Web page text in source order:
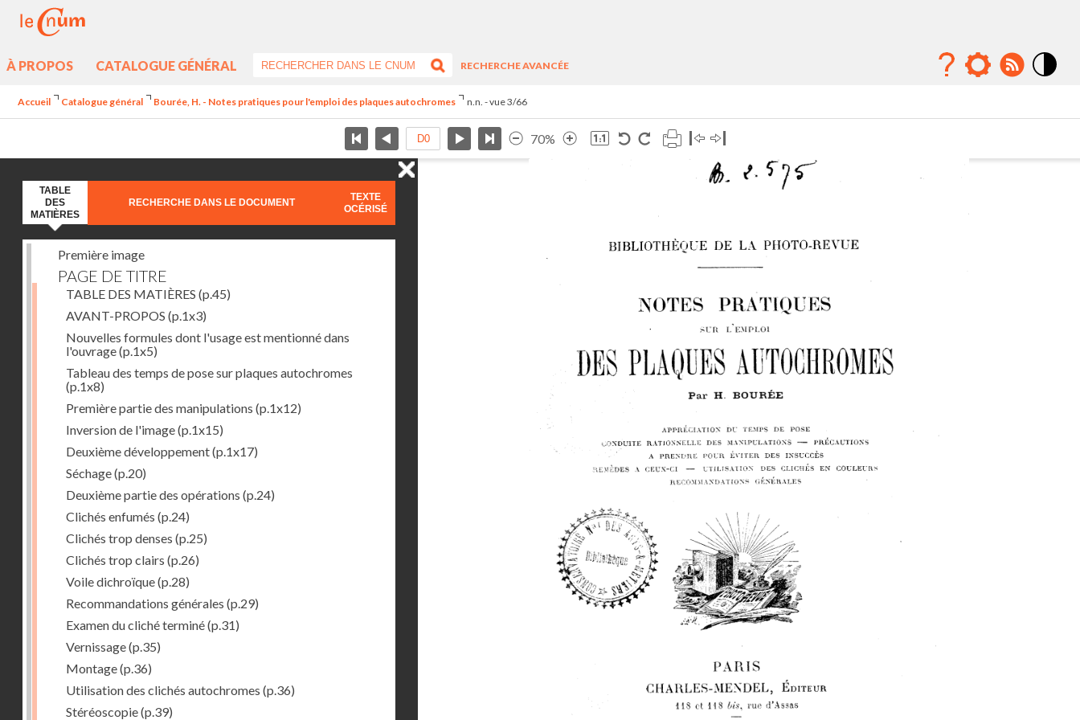
À PROPOS CATALOGUE GÉNÉRAL
RECHERCHE AVANCÉE
Accueil Catalogue général Bourée, H. - Notes pratiques pour l'emploi des plaques autochromes n.n. - vue 3/66
70%
TABLE
DES
MATIÈRES
RECHERCHE DANS LE DOCUMENT
TEXTE
OCÉRISÉ
Première image
PAGE DE TITRE
TABLE DES MATIÈRES (p.45)
AVANT-PROPOS (p.1x3)
Nouvelles formules dont l'usage est mentionné dans
l'ouvrage(p.1x5)
Tableau des temps de pose sur plaques autochromes
(p.1x8)
Première partie des manipulations (p.1x12)
Inversion de l'image(p.1x15)
Deuxième développement(p.1x17)
Séchage(p.20)
Deuxième partie des opérations (p.24)
Clichés enfumés (p.24)
Clichés trop denses (p.25)
Clichés trop clairs (p.26)
Voile dichroïque(p.28)
Recommandations générales (p.29)
Examen du cliché terminé(p.31)
Vernissage(p.35)
Montage(p.36)
Utilisation des clichés autochromes (p.36)
Stéréoscopie(p.39)